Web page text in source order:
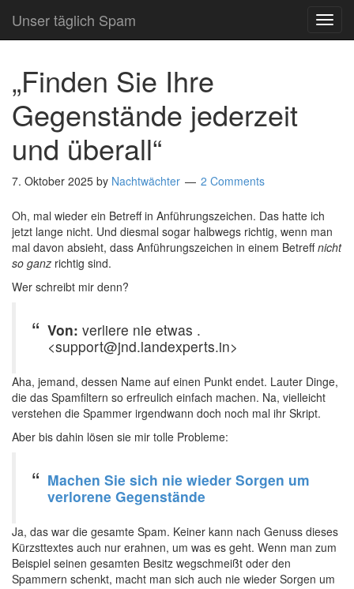
Unser täglich Spam
„Finden Sie Ihre
Gegenstände jederzeit
und überall“
7. Oktober 2025 by Nachtwächter 2 Comments
Oh, mal wieder ein Betreff in Anführungszeichen. Das hatte ich
jetzt lange nicht. Und diesmal sogar halbwegs richtig, wenn man
mal davon absieht, dass Anführungszeichen in einem Betreffnicht
so ganz richtig sind.
Wer schreibt mir denn?
Von: verliere nie etwas .
<support@jnd.landexperts.in>
Aha, jemand, dessen Name auf einen Punkt endet. Lauter Dinge,
die das Spamfiltern so erfreulich einfach machen. Na, vielleicht
verstehen die Spammer irgendwann doch noch mal ihr Skript.
Aber bis dahin lösen sie mir tolle Probleme:
Machen Sie sich nie wieder Sorgen um
verlorene Gegenstände
Ja, das war die gesamte Spam. Keiner kann nach Genuss dieses
Kürzsttextes auch nur erahnen, um was es geht. Wenn man zum
Beispiel seinen gesamten Besitz wegschmeißt oder den
Spammern schenkt, macht man sich auch nie wieder Sorgen um